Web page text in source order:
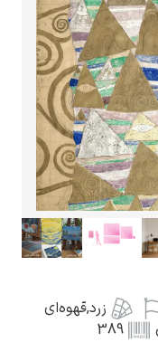
زرد,قهوه‌ای
389